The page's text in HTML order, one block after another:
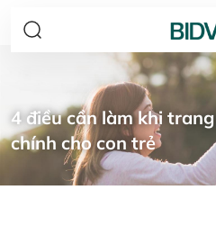
4 điều cần làm khi
chính cho con trẻ